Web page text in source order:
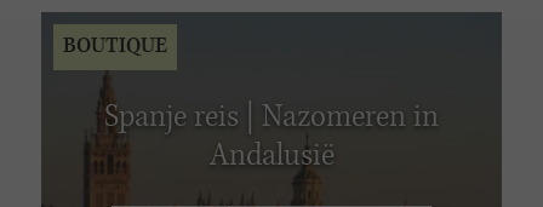
Spanje reis | Nazomeren in
Andalusië
BOUTIQUE